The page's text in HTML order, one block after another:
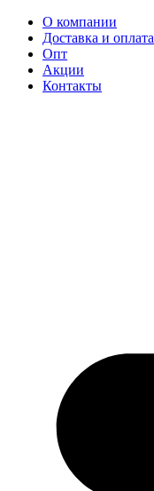
О компании
Доставка и оплата
Опт
Акции
Контакты